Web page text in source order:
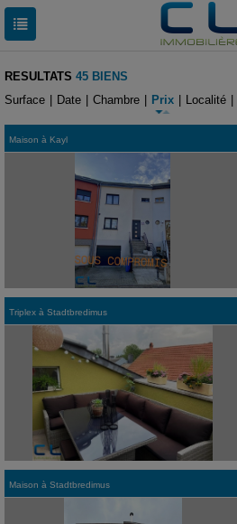
RESULTATS 45 BIENS
Surface
Date Chambre Prix Localité
Maison à Kayl
Triplex à Stadtbredimus
Maison à Stadtbredimus